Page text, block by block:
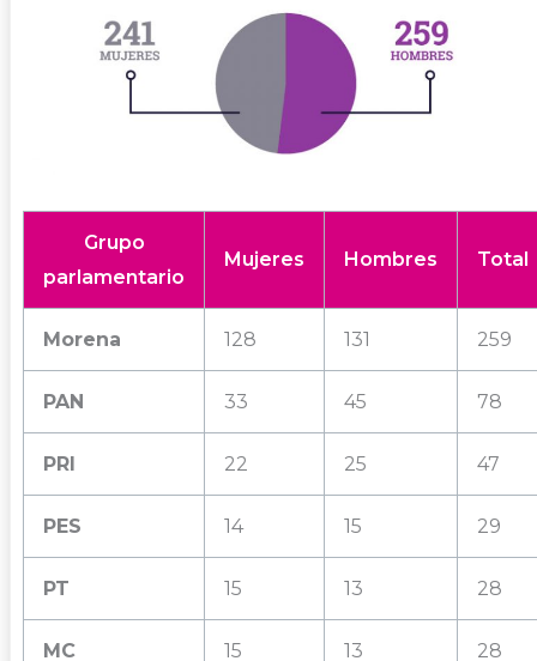
Grupo
parlamentario
Mujeres Hombres Total
Morena 128 131 259
PAN 33 45 78
PRI 22 25 47
PES 14 15 29
PT 15 13 28
MC 15 13 28